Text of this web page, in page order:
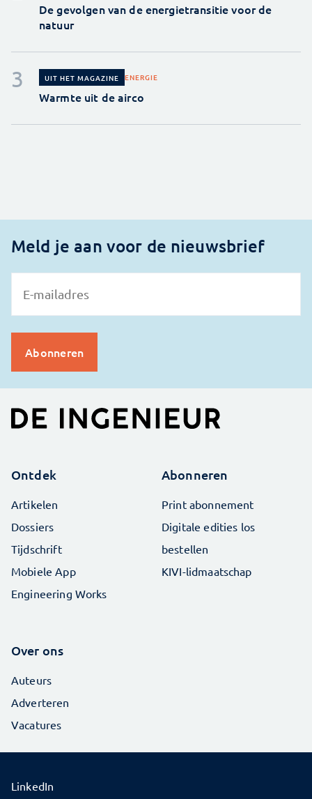
De gevolgen van de energietransitie voor de
natuur
UIT HET MAGAZINE ENERGIE
Warmte uit de airco
Meld je aan voor de nieuwsbrief
Ontdek
Artikelen
Dossiers
Tijdschrift
Mobiele App
Engineering Works
Abonneren
Print abonnement
Digitale edities los
bestellen
KIVI-lidmaatschap
Over ons
Auteurs
Adverteren
Vacatures
LinkedIn